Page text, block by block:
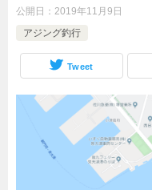
公開日： 2019年11月9日
アジング釣行
Tweet